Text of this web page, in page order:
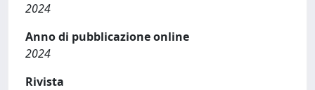
2024
Anno di pubblicazione online
2024
Rivista